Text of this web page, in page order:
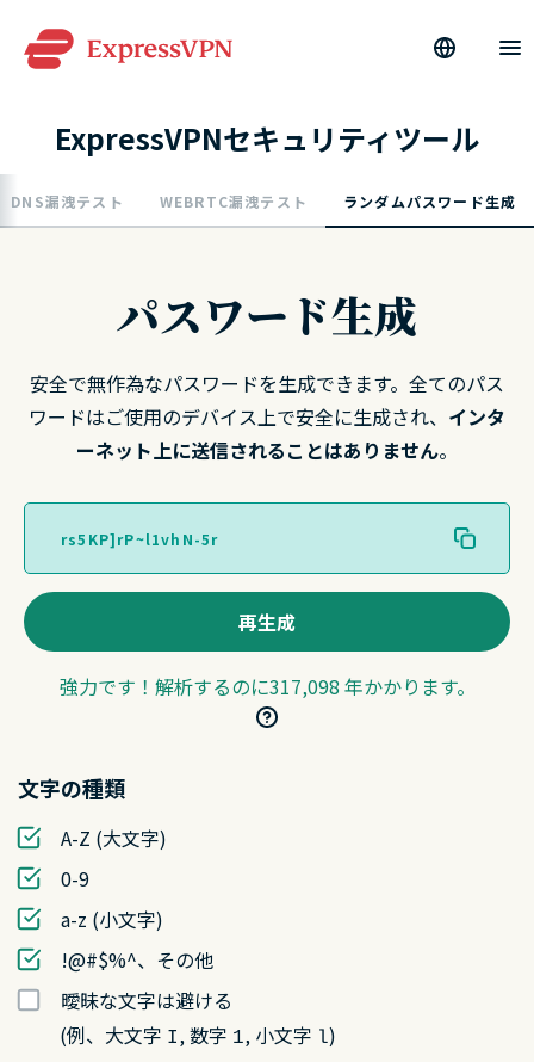
ExpressVPNセキュリティツール
DNS漏洩テスト WEBRTC漏洩テスト ランダムパスワード生成
パスワード生成
安全で無作為なパスワードを生成できます。全てのパス
ワードはご使用のデバイス上で安全に生成され、 インタ
ーネット上に送信されることはありません。
再生成
強力です！解析するのに317,098 年かかります。
文字の種類
A-Z (大文字)
0-9
a-z (小文字)
!@#$%^、その他
曖昧な文字は避ける
(例、大文字 I, 数字 1, 小文字 l)